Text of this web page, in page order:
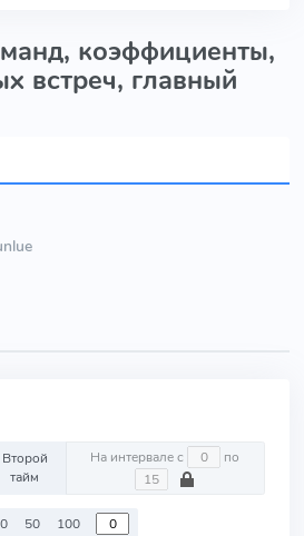
коэффициенты,
встреч, главный
Второй
тайм
На интервале с по
50 100